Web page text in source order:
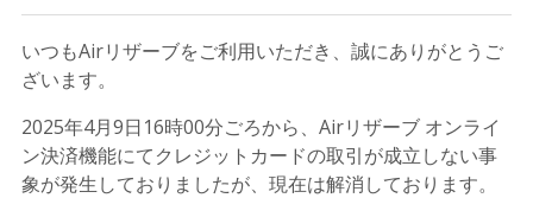
いつもAirリザーブをご利用いただき、誠にありがとうご
ざいます。
2025年4月9日16時00分ごろから、Airリザーブ オンライ
ン決済機能にてクレジットカードの取引が成立しない事
象が発生しておりましたが、現在は解消しております。